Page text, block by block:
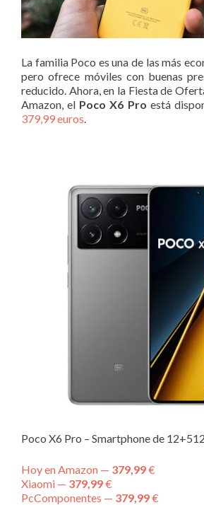
La familia Poco es una de las más
pero ofrece móviles con buenas
reducido. Ahora, en la Fiesta de
Amazon, el Poco X6 Pro está
379,99 euros
Poco X6 Pro – Smartphone de
Hoy en Amazon — 379,99€
Xiaomi — 379,99€
PcComponentes — 379,99€